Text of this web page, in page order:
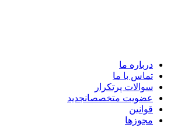
درباره ما
تماس با ما
سوالات پرتکرار
عضویت متخصصانجدید
قوانین
مجوزها